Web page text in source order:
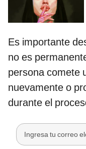
Es importante
no es
persona comete
nuevamente o
durante el